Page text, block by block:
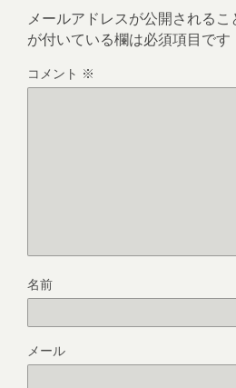
メールアドレスが公開されるこ
が付いている欄は必須項目です
コメント ※
名前
メール